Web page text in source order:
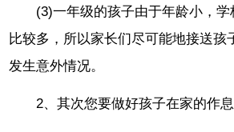
(3)一年级的孩子由于年龄小，
比较多，所以家长们尽可能地接送孩
发生意外情况。
2、其次您要做好孩子在家的作息